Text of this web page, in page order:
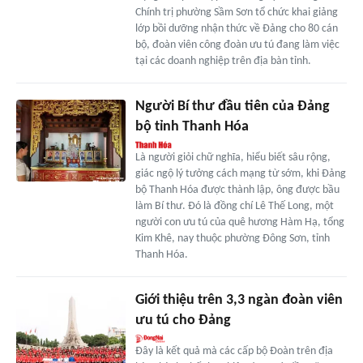
Chính trị phường Sầm Sơn tổ chức khai giảng
lớp bồi dưỡng nhận thức về Đảng cho 80 cán
bộ, đoàn viên công đoàn ưu tú đang làm việc
tại các doanh nghiệp trên địa bàn tỉnh.
Người Bí thư đầu tiên của Đảng
bộ tỉnh Thanh Hóa
Là người giỏi chữ nghĩa, hiểu biết sâu rộng,
giác ngộ lý tưởng cách mạng từ sớm, khi Đảng
bộ Thanh Hóa được thành lập, ông được bầu
làm Bí thư. Đó là đồng chí Lê Thế Long, một
người con ưu tú của quê hương Hàm Hạ, tổng
Kim Khê, nay thuộc phường Đông Sơn, tỉnh
Thanh Hóa.
Giới thiệu trên 3,3 ngàn đoàn viên
ưu tú cho Đảng
Đây là kết quả mà các cấp bộ Đoàn trên địa